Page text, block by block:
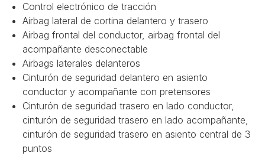
Control electrónico de tracción
Airbag lateral de cortina delantero y trasero
Airbag frontal del conductor, airbag frontal del
acompañante desconectable
Airbags laterales delanteros
Cinturón de seguridad delantero en asiento
conductor y acompañante con pretensores
Cinturón de seguridad trasero en lado conductor,
cinturón de seguridad trasero en lado acompañante,
cinturón de seguridad trasero en asiento central de 3
puntos